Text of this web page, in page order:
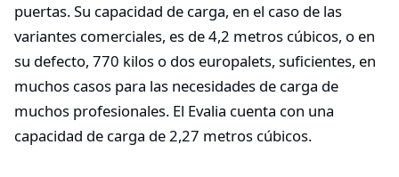
puertas. Su capacidad de carga, en el caso de las
variantes comerciales, es de 4,2 metros cúbicos, o en
su defecto, 770 kilos o dos europalets, suficientes, en
muchos casos para las necesidades de carga de
muchos profesionales. El Evalia cuenta con una
capacidad de carga de 2,27 metros cúbicos.